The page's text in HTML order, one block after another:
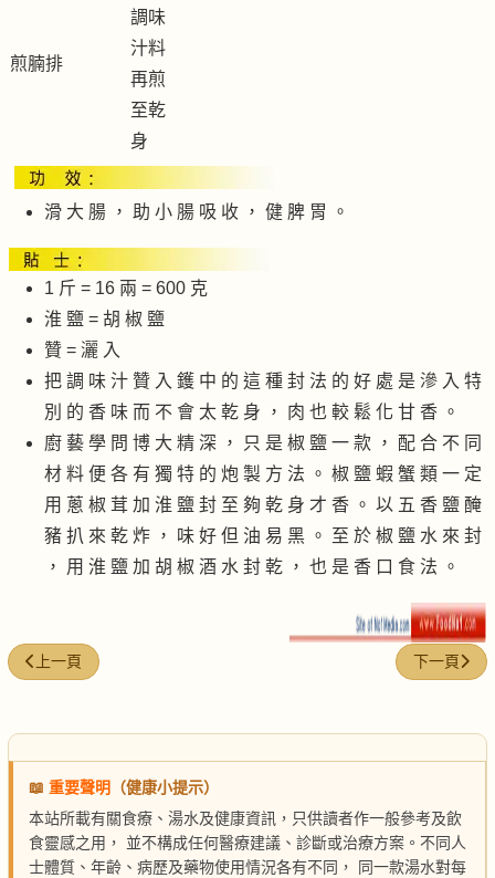
煎腩排
調味
汁料
再煎
至乾
身
滑 大 腸 ， 助 小 腸 吸 收 ， 健 脾 胃 。
1 斤 = 16 兩 = 600 克
淮 鹽 = 胡 椒 鹽
贊 = 灑 入
把 調 味 汁 贊 入 鑊 中 的 這 種 封 法 的 好 處 是 滲 入 特
別 的 香 味 而 不 會 太 乾 身 ， 肉 也 較 鬆 化 甘 香 。
廚 藝 學 問 博 大 精 深 ， 只 是 椒 鹽 一 款 ， 配 合 不 同
材 料 便 各 有 獨 特 的 炮 製 方 法 。 椒 鹽 蝦 蟹 類 一 定
用 蔥 椒 茸 加 淮 鹽 封 至 夠 乾 身 才 香 。 以 五 香 鹽 醃
豬 扒 來 乾 炸 ， 味 好 但 油 易 黑 。 至 於 椒 鹽 水 來 封
， 用 淮 鹽 加 胡 椒 酒 水 封 乾 ， 也 是 香 口 食 法 。
上一篇文章: 豉油王煎豬柳
上一頁 下一篇文章
下一頁
📖 重要聲明
（健康小提示）
本站所載有關食療、湯水及健康資訊，只供讀者作一般參考及飲
食靈感之用， 並不構成任何醫療建議、診斷或治療方案。不同人
士體質、年齡、病歷及藥物使用情況各有不同， 同一款湯水對每